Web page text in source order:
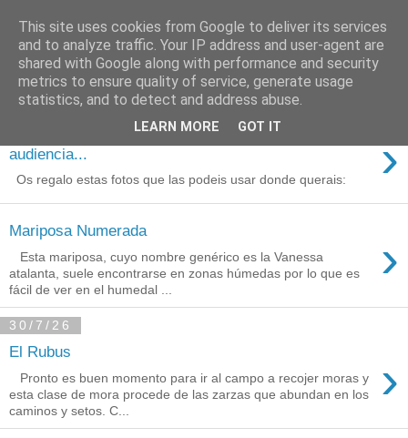
Está de pinga
3/8/26
Agradecimientos a Ares por su
audiencia...
›
Os regalo estas fotos que las podeis usar donde querais:
Mariposa Numerada ›
Esta mariposa, cuyo nombre genérico es la Vanessa
atalanta, suele encontrarse en zonas húmedas por lo que es
fácil de ver en el humedal ...
30/7/26
El Rubus ›
Pronto es buen momento para ir al campo a recojer moras y
esta clase de mora procede de las zarzas que abundan en los
caminos y setos. C...
This site uses cookies from Google to deliver its services
and to analyze traffic. Your IP address and user-agent are
shared with Google along with performance and security
metrics to ensure quality of service, generate usage
statistics, and to detect and address abuse.
LEARN MORE GOT IT